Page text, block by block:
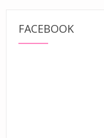
FACEBOOK